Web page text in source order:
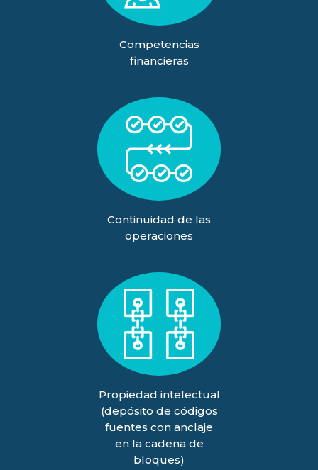
Competencias
financieras
Continuidad de las
operaciones
Propiedad intelectual
(depósito de códigos
fuentes con anclaje
en la cadena de
bloques)